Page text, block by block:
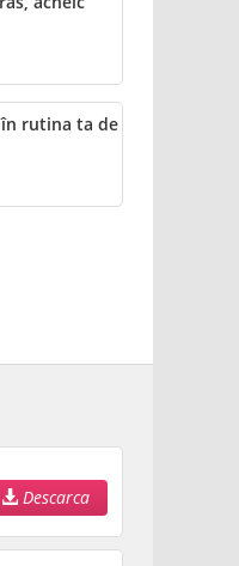
rutina ta de
Descarca